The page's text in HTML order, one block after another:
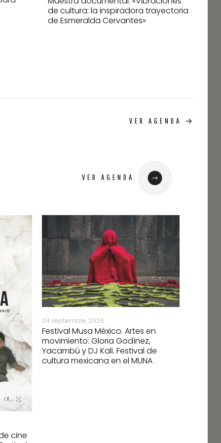
de cultura: la inspiradora trayectoria
de Esmeralda Cervantes»
VER AGENDA →
VER AGENDA
cine
04 septiembre, 2026
Festival Musa México. Artes en
movimiento: Gloria Godínez,
Yacambú y DJ Kali. Festival de
cultura mexicana en el MUNA